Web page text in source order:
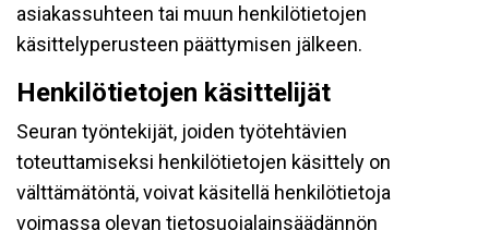
asiakassuhteen tai muun henkilötietojen
käsittelyperusteen päättymisen jälkeen.
Henkilötietojen käsittelijät
Seuran työntekijät, joiden työtehtävien
toteuttamiseksi henkilötietojen käsittely on
välttämätöntä, voivat käsitellä henkilötietoja
voimassa olevan tietosuojalainsäädännön